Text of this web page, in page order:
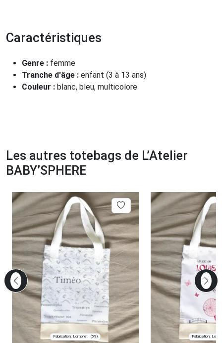
Caractéristiques
Genre : femme
Tranche d'âge : enfant (3 à 13 ans)
Couleur : blanc, bleu, multicolore
Les autres totebags de L’Atelier
BABY’SPHERE
Fabrication: Lompret (59) Fabrication: